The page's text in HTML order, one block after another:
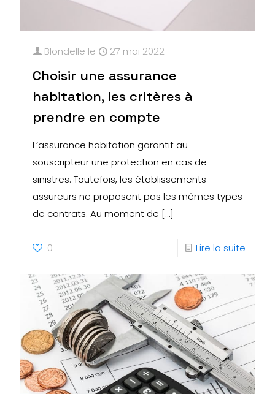
Blondelle le 27 mai 2022
Choisir une assurance
habitation, les critères à
prendre en compte
L’assurance habitation garantit au
souscripteur une protection en cas de
sinistres. Toutefois, les établissements
assureurs ne proposent pas les mêmes types
de contrats. Au moment de […]
0 Lire la suite